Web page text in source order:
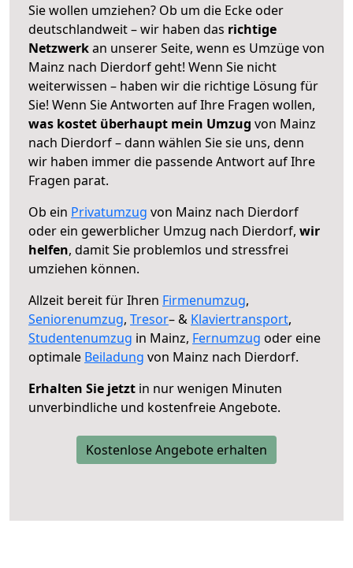
Sie wollen umziehen? Ob um die Ecke oder
deutschlandweit – wir haben das richtige
Netzwerkan unserer Seite, wenn es Umzüge von
Mainz nach Dierdorf geht! Wenn Sie nicht
weiterwissen – haben wir die richtige Lösung für
Sie! Wenn Sie Antworten auf Ihre Fragen wollen,
was kostet überhaupt mein Umzug von Mainz
nach Dierdorf – dann wählen Sie sie uns, denn
wir haben immer die passende Antwort auf Ihre
Fragen parat.
Ob ein Privatumzug von Mainz nach Dierdorf
oder ein gewerblicher Umzug nach Dierdorf, wir
helfen, damit Sie problemlos und stressfrei
umziehen können.
Allzeit bereit für Ihren Firmenumzug,
Seniorenumzug, Tresor– & Klaviertransport,
Studentenumzug in Mainz, Fernumzug oder eine
optimale Beiladung von Mainz nach Dierdorf.
Erhalten Sie jetzt in nur wenigen Minuten
unverbindliche und kostenfreie Angebote.
Kostenlose Angebote erhalten